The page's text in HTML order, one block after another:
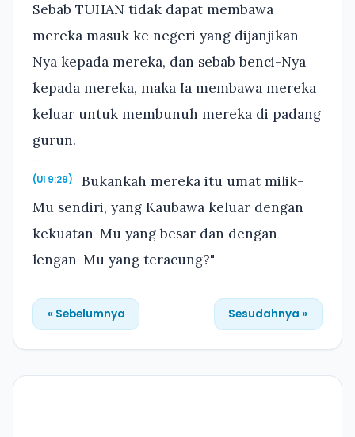
Sebab TUHAN tidak dapat membawa
mereka masuk ke negeri yang dijanjikan-
Nya kepada mereka, dan sebab benci-Nya
kepada mereka, maka Ia membawa mereka
keluar untuk membunuh mereka di padang
gurun.
(Ul 9:29)
Bukankah mereka itu umat milik-
Mu sendiri, yang Kaubawa keluar dengan
kekuatan-Mu yang besar dan dengan
lengan-Mu yang teracung?"
« Sebelumnya Sesudahnya »